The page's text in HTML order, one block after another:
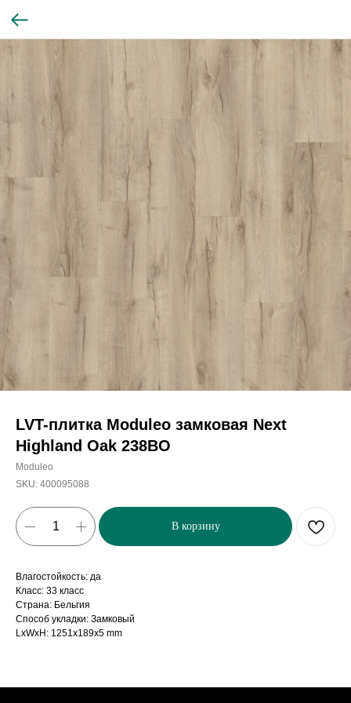
LVT-плитка Moduleo замковая Next
Highland Oak 238BO
Moduleo
SKU: 400095088
В корзину
Влагостойкость: да
Класс: 33 класс
Страна: Бельгия
Способ укладки: Замковый
LxWxH: 1251x189x5 mm